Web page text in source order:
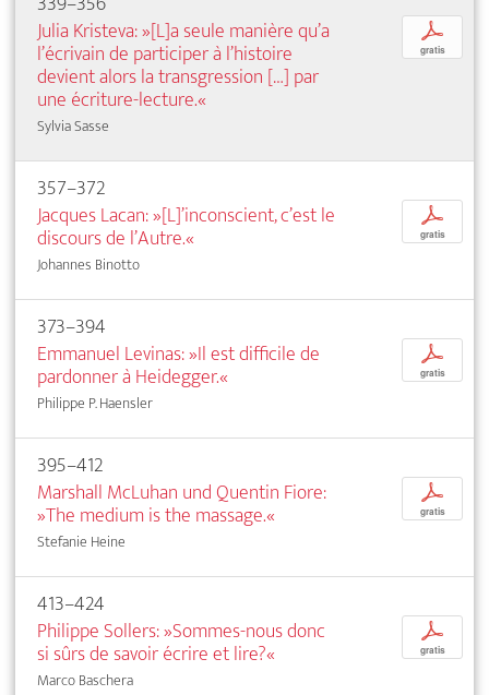
Julia Kristeva: »[L]a seule manière qu’a
l’écrivain de participer à l’histoire
devient alors la transgression […] par
une écriture-lecture.«
Sylvia Sasse
p
gratis
357–372
Jacques Lacan: »[L]’inconscient, c’est le
discours de l’Autre.«
Johannes Binotto
p
gratis
373–394
Emmanuel Levinas: »Il est difficile de
pardonner à Heidegger.«
Philippe P. Haensler
p
gratis
395–412
Marshall McLuhan und Quentin Fiore:
»The medium is the massage.«
Stefanie Heine
p
gratis
413–424
Philippe Sollers: »Sommes-nous donc
si sûrs de savoir écrire et lire?«
Marco Baschera
p
gratis